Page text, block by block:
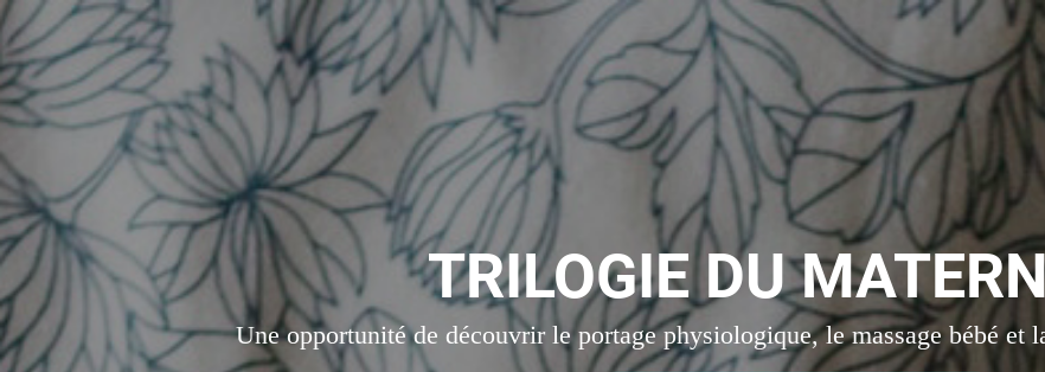
TRILOGIE DU
Une opportunité de découvrir le portage physiologique, le massage bébé et